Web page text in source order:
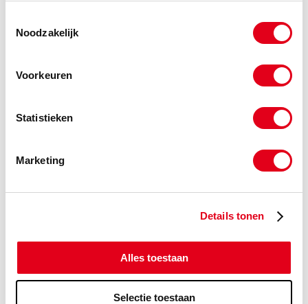
Noodzakelijk
Voorkeuren
Statistieken
Marketing
Details tonen
Alles toestaan
Selectie toestaan
Lagerblok SSP